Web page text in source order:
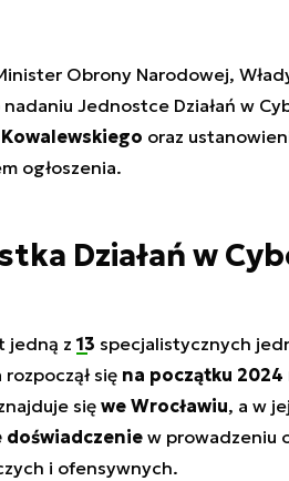
Obrony Narodowej,
nadaniu Jednostce Działań w
oraz
ogłoszenia.
Działań w
jedną z 13 specjalistycznych
się na początku 2024
się we Wrocławiu, a w
doświadczeniew prowadzeniu
i ofensywnych.